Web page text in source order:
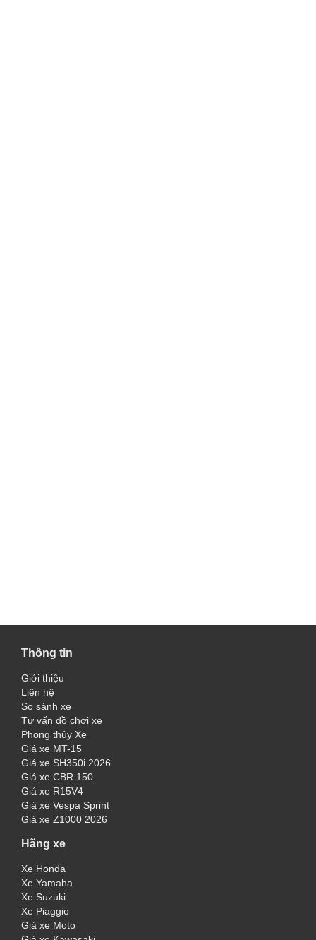
Thông tin
Giới thiệu
Liên hệ
So sánh xe
Tư vấn đồ chơi xe
Phong thủy Xe
Giá xe MT-15
Giá xe SH350i 2026
Giá xe CBR 150
Giá xe R15V4
Giá xe Vespa Sprint
Giá xe Z1000 2026
Hãng xe
Xe Honda
Xe Yamaha
Xe Suzuki
Xe Piaggio
Giá xe Moto